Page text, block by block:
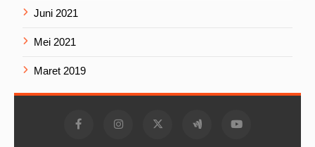
Juni 2021
Mei 2021
Maret 2019